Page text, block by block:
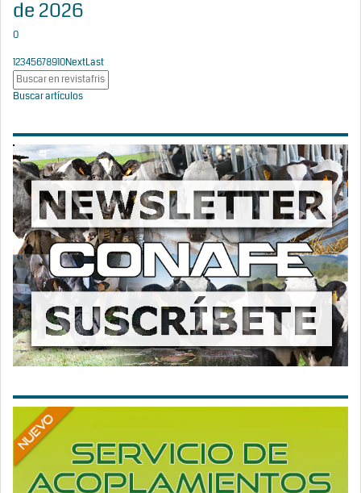
de 2026
0
12345678910NextLast
Buscar artículos